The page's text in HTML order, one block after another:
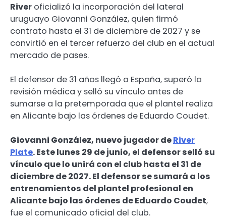
River oficializó la incorporación del lateral
uruguayo Giovanni González, quien firmó
contrato hasta el 31 de diciembre de 2027 y se
convirtió en el tercer refuerzo del club en el actual
mercado de pases.
El defensor de 31 años llegó a España, superó la
revisión médica y selló su vínculo antes de
sumarse a la pretemporada que el plantel realiza
en Alicante bajo las órdenes de Eduardo Coudet.
Giovanni González, nuevo jugador deRiver
Plate. Este lunes 29 de junio, el defensor selló su
vínculo que lo unirá con el club hasta el 31 de
diciembre de 2027. El defensor se sumará a los
entrenamientos del plantel profesional en
Alicante bajo las órdenes de Eduardo Coudet,
fue el comunicado oficial del club.